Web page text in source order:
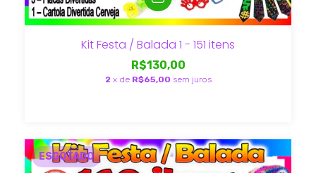
Kit Festa / Balada 1 - 151 itens
R$130,00
2 x de R$65,00 sem juros
ESGOTADO